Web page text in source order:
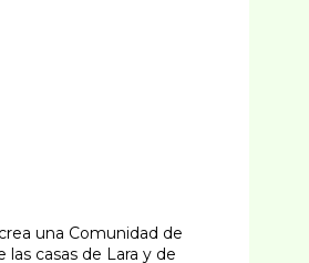
una Comunidad de
casas de Lara y de